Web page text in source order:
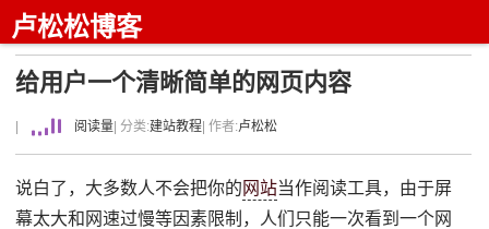
卢松松博客
给用户一个清晰简单的网页内容
阅读量 | 分类:建站教程 | 作者:卢松松
说白了，大多数人不会把你的 网站当作阅读工具，由于屏
幕太大和网速过慢等因素限制，人们只能一次看到一个网